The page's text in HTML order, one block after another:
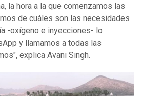
la hora a la que comenzamos las
de cuáles son las necesidades
-oxígeno e inyecciones- lo
y llamamos a todas las
explica Avani Singh.